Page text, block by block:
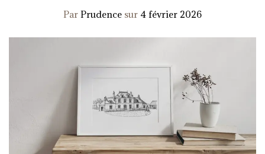
Par Prudence sur 4 février 2026